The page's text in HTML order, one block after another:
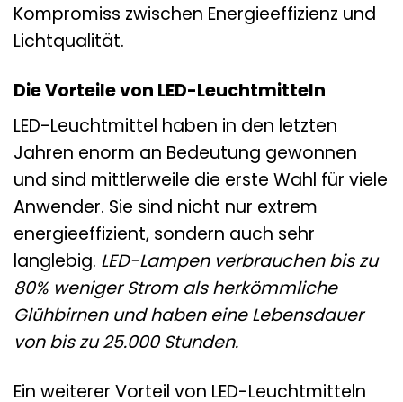
Kompromiss zwischen Energieeffizienz und
Lichtqualität.
Die Vorteile von LED-Leuchtmitteln
LED-Leuchtmittel haben in den letzten
Jahren enorm an Bedeutung gewonnen
und sind mittlerweile die erste Wahl für viele
Anwender. Sie sind nicht nur extrem
energieeffizient, sondern auch sehr
langlebig. LED-Lampen verbrauchen bis zu
80% weniger Strom als herkömmliche
Glühbirnen und haben eine Lebensdauer
von bis zu 25.000 Stunden.
Ein weiterer Vorteil von LED-Leuchtmitteln